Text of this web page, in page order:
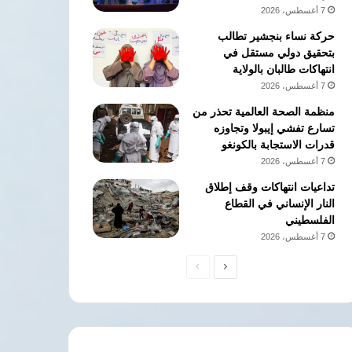
7 أغسطس، 2026
حركة نساء بنجشير تطالب
بتحقيق دولي مستقل في
انتهاكات طالبان بالولاية
7 أغسطس، 2026
منظمة الصحة العالمية تحذر من
تسارع تفشي إيبولا وتجاوزه
قدرات الاستجابة بالكونغو
7 أغسطس، 2026
تداعيات انتهاكات وقف إطلاق
النار الإنساني في القطاع
الفلسطيني
7 أغسطس، 2026
الصفحةالصفحة